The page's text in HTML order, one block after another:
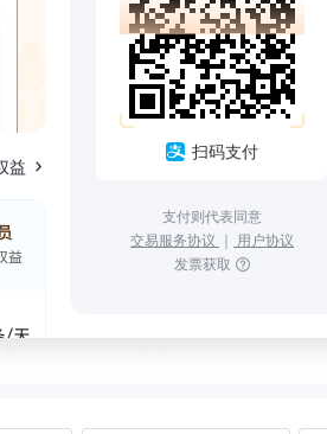
益
扫码支付
支付则代表同意
交易服务协议 ｜ 用户协议
发票获取